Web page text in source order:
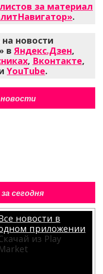
за материал
.
новости
вЯндекс.Дзен,
, Вконтакте,
YouTube.
сегодня
новости в
приложении
из Play